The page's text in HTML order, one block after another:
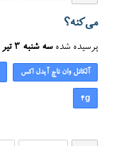
می‌کنه؟
پرسیده شده سه شنبه ۳ تیر ۱۳۹۳
آلکاتل وان تاچ آیدل اکس
4g